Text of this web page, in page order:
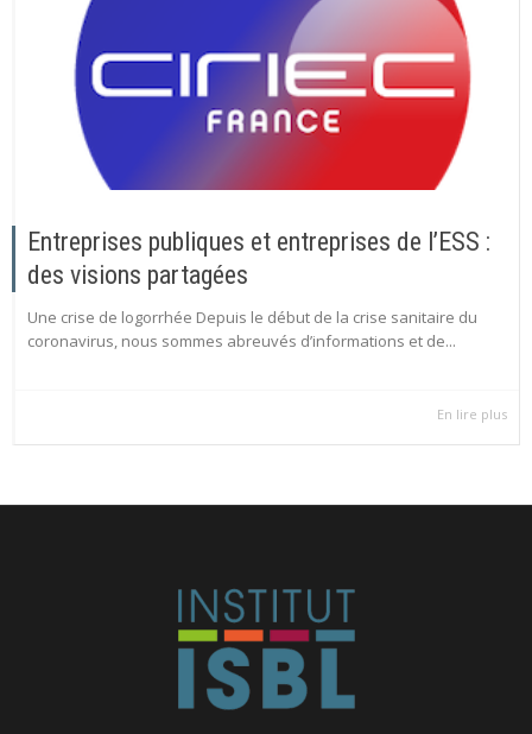
Entreprises publiques et entreprises de l’ESS :
des visions partagées
Une crise de logorrhée Depuis le début de la crise sanitaire du
coronavirus, nous sommes abreuvés d’informations et de...
En lire plus